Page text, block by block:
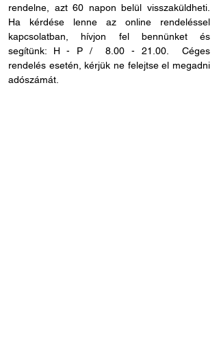
rendelne, azt 60 napon belül visszaküldheti.
Ha kérdése lenne az online rendeléssel
kapcsolatban, hívjon fel bennünket és
segítünk: H - P /8.00 - 21.00. Céges
rendelés esetén, kérjük ne felejtse el megadni
adószámát.